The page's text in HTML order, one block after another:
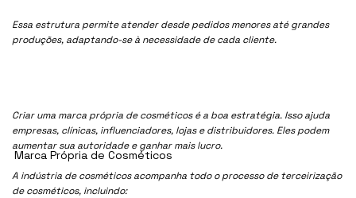
Essa estrutura permite atender desde pedidos menores até grandes
produções, adaptando-se à necessidade de cada cliente.
Criar uma marca própria de cosméticos é a boa estratégia. Isso ajuda
empresas, clínicas, influenciadores, lojas e distribuidores. Eles podem
aumentar sua autoridade e ganhar mais lucro.
A indústria de cosméticos acompanha todo o processo de terceirização
de cosméticos, incluindo:
Marca Própria de Cosméticos